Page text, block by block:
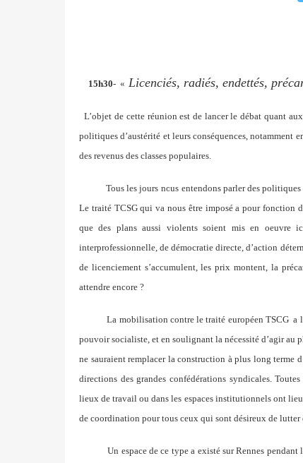
15h30- « Licenciés, radiés, endettés,
L’objet de cette réunion est de lancer le débat quant
politiques d’austérité et leurs conséquences, notamment
des revenus des classes populaires.
Tous les jours nous entendons parler des
Le traité TCSG qui va nous être imposé a pour fonction
que des plans aussi violents soient mis en oeuvre
interprofessionnelle, de démocratie directe, d’action
de licenciement s’accumulent, les prix montent, la
attendre encore ?
La mobilisation contre le traité européen TSCG a
pouvoir socialiste, et en soulignant la nécessité d’agir au
ne sauraient remplacer la construction à plus long terme
directions des grandes confédérations syndicales.
lieux de travail ou dans les espaces institutionnels ont
de coordination pour tous ceux qui sont désireux de
Un espace de ce type a existé sur Rennes